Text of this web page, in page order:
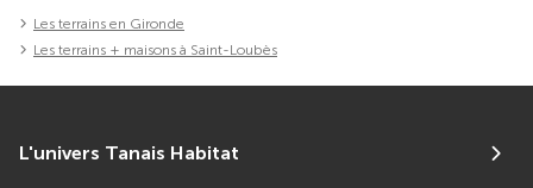
Les terrains en Gironde
Les terrains + maisons à Saint-Loubès
L'univers Tanais Habitat